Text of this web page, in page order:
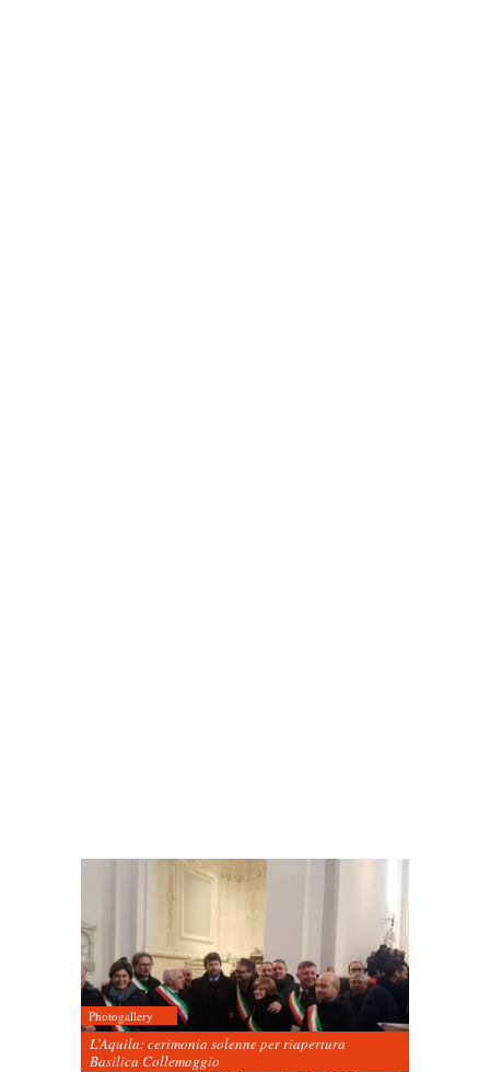
Photogallery
L’Aquila: cerimonia solenne per riapertura
Basilica Collemaggio